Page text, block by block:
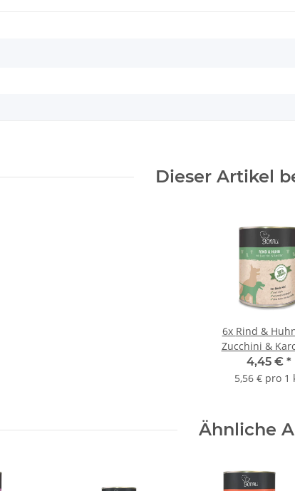
Dieser Artikel
6x Rind &
Zucchini &
800g
4,45 € *
5,56 € pro 1
Ähnliche